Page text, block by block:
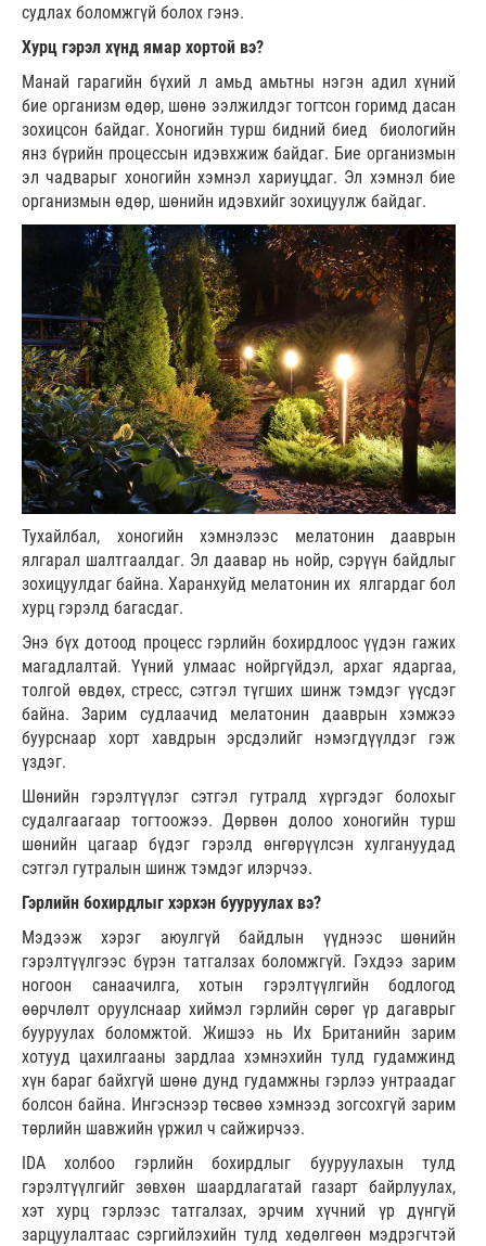
судлах боломжгүй болох гэнэ.
Хурц гэрэл хүнд ямар хортой вэ?
Манай гарагийн бүхий л амьд амьтны нэгэн адил хүний
бие организм өдөр, шөнө ээлжилдэг тогтсон горимд дасан
зохицсон байдаг. Хоногийн турш бидний биед биологийн
янз бүрийн процессын идэвхжиж байдаг. Бие организмын
эл чадварыг хоногийн хэмнэл хариуцдаг. Эл хэмнэл бие
организмын өдөр, шөнийн идэвхийг зохицуулж байдаг.
Тухайлбал, хоногийн хэмнэлээс мелатонин дааврын
ялгарал шалтгаалдаг. Эл даавар нь нойр, сэрүүн байдлыг
зохицуулдаг байна. Харанхуйд мелатонин их ялгардаг бол
хурц гэрэлд багасдаг.
Энэ бүх дотоод процесс гэрлийн бохирдлоос үүдэн гажих
магадлалтай. Үүний улмаас нойргүйдэл, архаг ядаргаа,
толгой өвдөх, стресс, сэтгэл түгших шинж тэмдэг үүсдэг
байна. Зарим судлаачид мелатонин дааврын хэмжээ
буурснаар хорт хавдрын эрсдэлийг нэмэгдүүлдэг гэж
үздэг.
Шөнийн гэрэлтүүлэг сэтгэл гутралд хүргэдэг болохыг
судалгаагаар тогтоожээ. Дөрвөн долоо хоногийн турш
шөнийн цагаар бүдэг гэрэлд өнгөрүүлсэн хулгануудад
сэтгэл гутралын шинж тэмдэг илэрчээ.
Гэрлийн бохирдлыг хэрхэн бууруулах вэ?
Мэдээж хэрэг аюулгүй байдлын үүднээс шөнийн
гэрэлтүүлгээс бүрэн татгалзах боломжгүй. Гэхдээ зарим
ногоон санаачилга, хотын гэрэлтүүлгийн бодлогод
өөрчлөлт оруулснаар хиймэл гэрлийн сөрөг үр дагаврыг
бууруулах боломжтой. Жишээ нь Их Британийн зарим
хотууд цахилгааны зардлаа хэмнэхийн тулд гудамжинд
хүн бараг байхгүй шөнө дунд гудамжны гэрлээ унтраадаг
болсон байна. Ингэснээр төсвөө хэмнээд зогсохгүй зарим
төрлийн шавжийн үржил ч сайжирчээ.
IDA холбоо гэрлийн бохирдлыг бууруулахын тулд
гэрэлтүүлгийг зөвхөн шаардлагатай газарт байрлуулах,
хэт хурц гэрлээс татгалзах, эрчим хүчний үр дүнгүй
зарцуулалтаас сэргийлэхийн тулд хөдөлгөөн мэдрэгчтэй